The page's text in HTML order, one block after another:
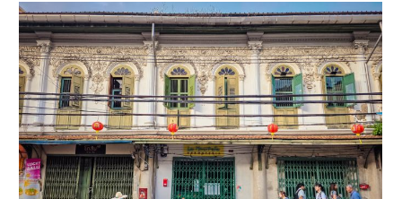
Song
Wat
Road,
le
nouveau
visage
du
Chinatown
de